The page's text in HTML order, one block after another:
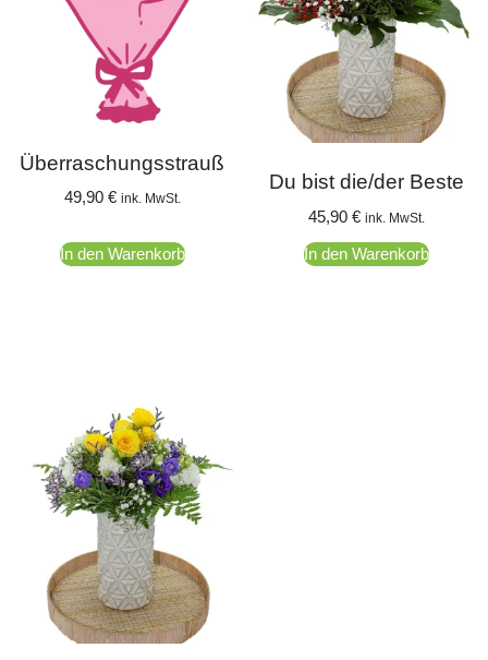
Überraschungsstrauß
49,90 € ink. MwSt.
In den Warenkorb
Du bist die/der Beste
45,90 € ink. MwSt.
In den Warenkorb